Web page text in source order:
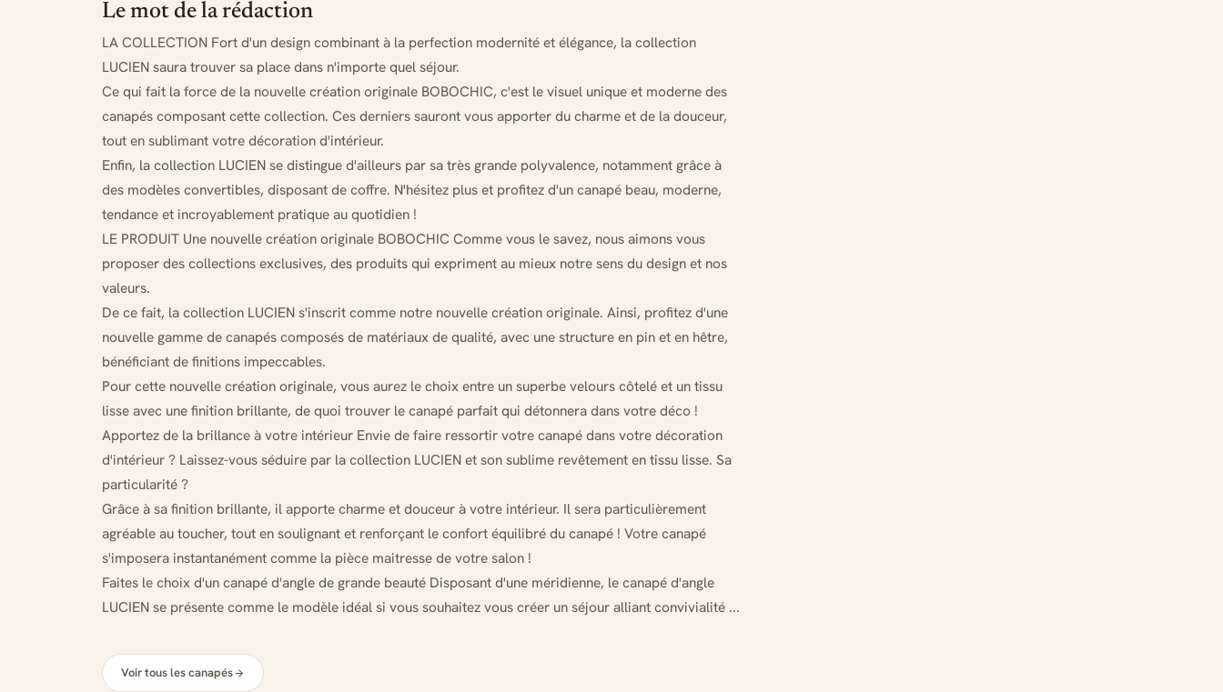
Le mot de la rédaction
LA COLLECTION Fort d'un design combinant à la perfection modernité et élégance, la collection
LUCIEN saura trouver sa place dans n'importe quel séjour.
Ce qui fait la force de la nouvelle création originale BOBOCHIC, c'est le visuel unique et moderne des
canapés composant cette collection. Ces derniers sauront vous apporter du charme et de la douceur,
tout en sublimant votre décoration d'intérieur.
Enfin, la collection LUCIEN se distingue d'ailleurs par sa très grande polyvalence, notamment grâce à
des modèles convertibles, disposant de coffre. N'hésitez plus et profitez d'un canapé beau, moderne,
tendance et incroyablement pratique au quotidien !
LE PRODUIT Une nouvelle création originale BOBOCHIC Comme vous le savez, nous aimons vous
proposer des collections exclusives, des produits qui expriment au mieux notre sens du design et nos
valeurs.
De ce fait, la collection LUCIEN s'inscrit comme notre nouvelle création originale. Ainsi, profitez d'une
nouvelle gamme de canapés composés de matériaux de qualité, avec une structure en pin et en hêtre,
bénéficiant de finitions impeccables.
Pour cette nouvelle création originale, vous aurez le choix entre un superbe velours côtelé et un tissu
lisse avec une finition brillante, de quoi trouver le canapé parfait qui détonnera dans votre déco !
Apportez de la brillance à votre intérieur Envie de faire ressortir votre canapé dans votre décoration
d'intérieur ? Laissez-vous séduire par la collection LUCIEN et son sublime revêtement en tissu lisse. Sa
particularité ?
Grâce à sa finition brillante, il apporte charme et douceur à votre intérieur. Il sera particulièrement
agréable au toucher, tout en soulignant et renforçant le confort équilibré du canapé ! Votre canapé
s'imposera instantanément comme la pièce maitresse de votre salon !
Faites le choix d'un canapé d'angle de grande beauté Disposant d'une méridienne, le canapé d'angle
LUCIEN se présente comme le modèle idéal si vous souhaitez vous créer un séjour alliant convivialité ...
Voir tous les canapés